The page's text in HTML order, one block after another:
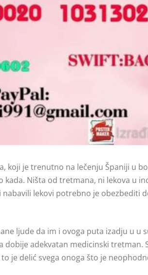
koji je trenutno na lečenju Španiji u
Ništa od tretmana, ni lekova u
lekovi potrebno je obezbediti
ljude da im i ovoga puta izadju u u
adekvatan medicinski tretman.
je delić svega onoga što je